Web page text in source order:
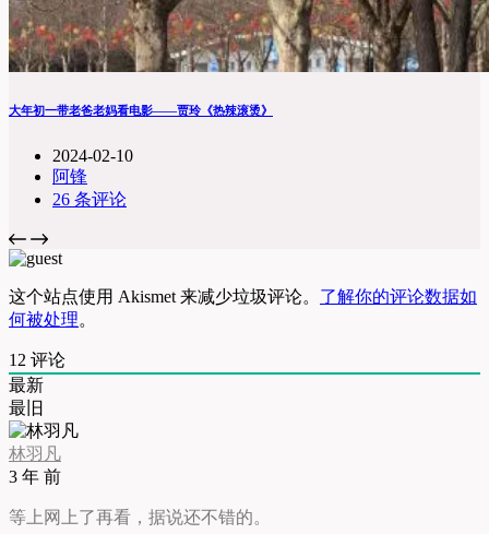
大年初一带老爸老妈看电影——贾玲《热辣滚烫》
2024-02-10
阿锋
26 条评论
这个站点使用 Akismet 来减少垃圾评论。 了解你的评论数据如
何被处理。
12 评论
最新
最旧
林羽凡
3 年 前
等上网上了再看，据说还不错的。